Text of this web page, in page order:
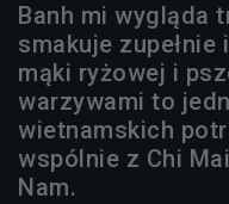
Banh mi wygląda
smakuje
mąki ryżowej i
warzywami to
wietnamskich
wspólnie z Chi
Nam.